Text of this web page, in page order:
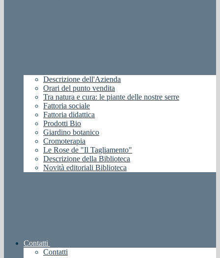
Descrizione dell'Azienda
Orari del punto vendita
Tra natura e cura: le piante delle nostre serre
Fattoria sociale
Fattoria didattica
Prodotti Bio
Giardino botanico
Cromoterapia
Le Rose de "Il Tagliamento"
Descrizione della Biblioteca
Novità editoriali Biblioteca
Contatti
Contatti